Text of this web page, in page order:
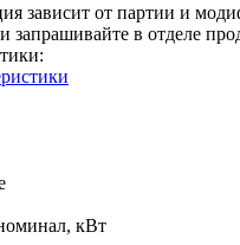
зависит от партии и
запрашивайте в отделе
кВт